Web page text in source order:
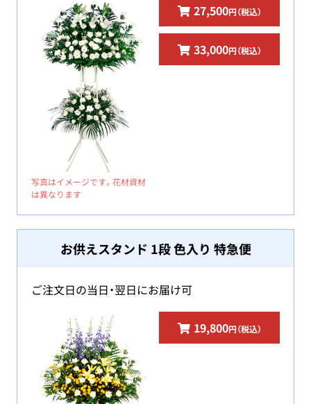
写真はイメージです。花材資材
は異なります
27,500円（税込）
33,000円（税込）
お供えスタンド 1段 色入り 特急便
ご注文日の当日・翌日にお届け可
19,800円（税込）